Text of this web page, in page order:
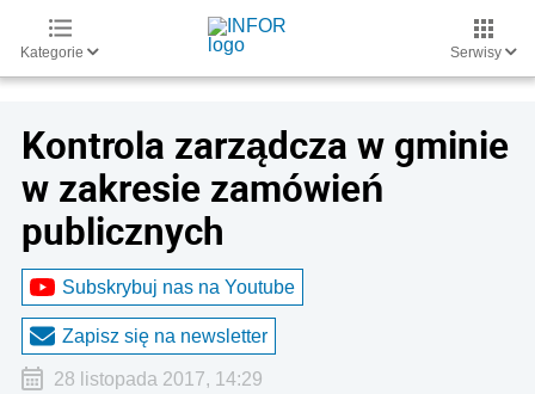
Kategorie Serwisy
Kontrola zarządcza w gminie
w zakresie zamówień
publicznych
Subskrybuj nas na Youtube
Zapisz się na newsletter
28 listopada 2017, 14:29